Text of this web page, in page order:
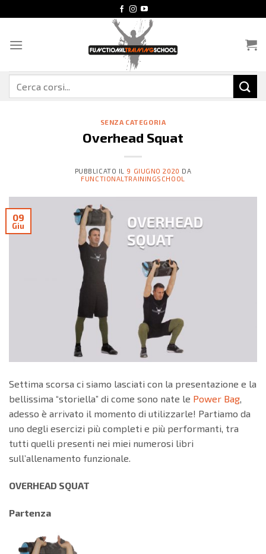
ai
SENZA CATEGORIA
Overhead Squat
PUBBLICATO IL 9 GIUGNO 2020 DA
FUNCTIONALTRAININGSCHOOL
09
Giu
Settima scorsa ci siamo lasciati con la presentazione e la
bellissima “storiella” di come sono nate le Power Bag,
adesso è arrivato il momento di utilizzarle! Partiamo da
uno degli esercizi più completi e più performanti, tra
tutti quelli presenti nei miei numerosi libri
sull’allenamento funzionale.
OVERHEAD SQUAT
Partenza